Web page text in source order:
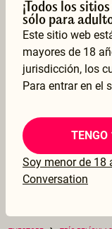
Primary Vol. 2
BY CASEY CALVERT
$29.99
¡Todos los
sólo para
Este sitio web
mayores de 18
jurisdicción, los
Para entrar en el
TENGO
Soy menor de 18
Conversation